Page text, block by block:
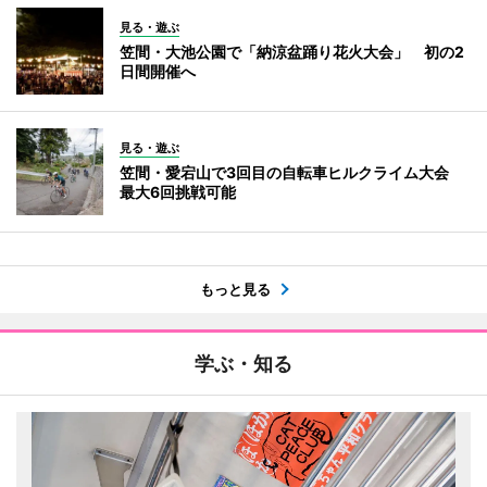
見る・遊ぶ
笠間・大池公園で「納涼盆踊り花火大会」 初の2
日間開催へ
見る・遊ぶ
笠間・愛宕山で3回目の自転車ヒルクライム大会
最大6回挑戦可能
もっと見る
学ぶ・知る